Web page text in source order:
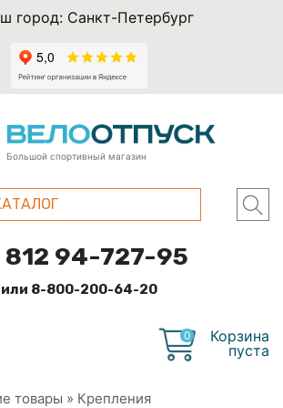
город: Санкт-Петербург
Большой спортивный магазин
812 94-727-95
или 8-800-200-64-20
0
Корзина
пуста
товары » Крепления